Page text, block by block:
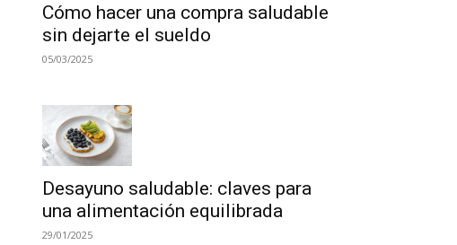
Cómo hacer una compra saludable
sin dejarte el sueldo
05/03/2025
Desayuno saludable: claves para
una alimentación equilibrada
29/01/2025